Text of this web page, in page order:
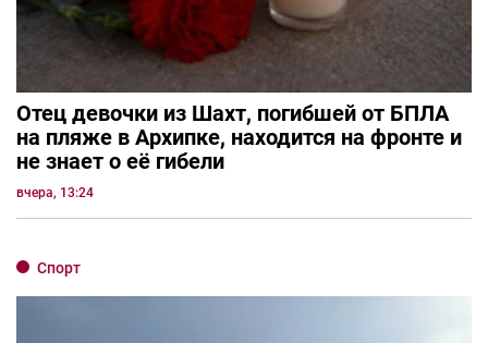
Отец девочки из Шахт, погибшей от БПЛА
на пляже в Архипке, находится на фронте и
не знает о её гибели
вчера, 13:24
Спорт